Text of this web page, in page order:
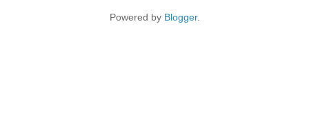
Powered by Blogger.